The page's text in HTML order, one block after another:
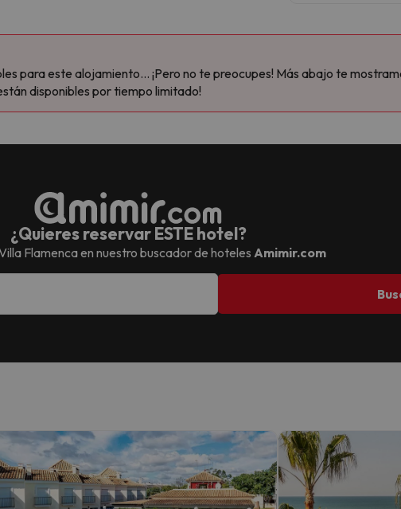
para este alojamiento... ¡Pero no te preocupes! Más abajo te
disponibles por tiempo limitado!
¿Quieres reservar ESTE hotel?
Flamencaen nuestro buscador de hoteles Amimir.com